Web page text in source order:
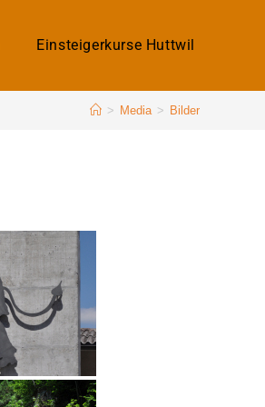
Einsteigerkurse Huttwil
> Media > Bilder